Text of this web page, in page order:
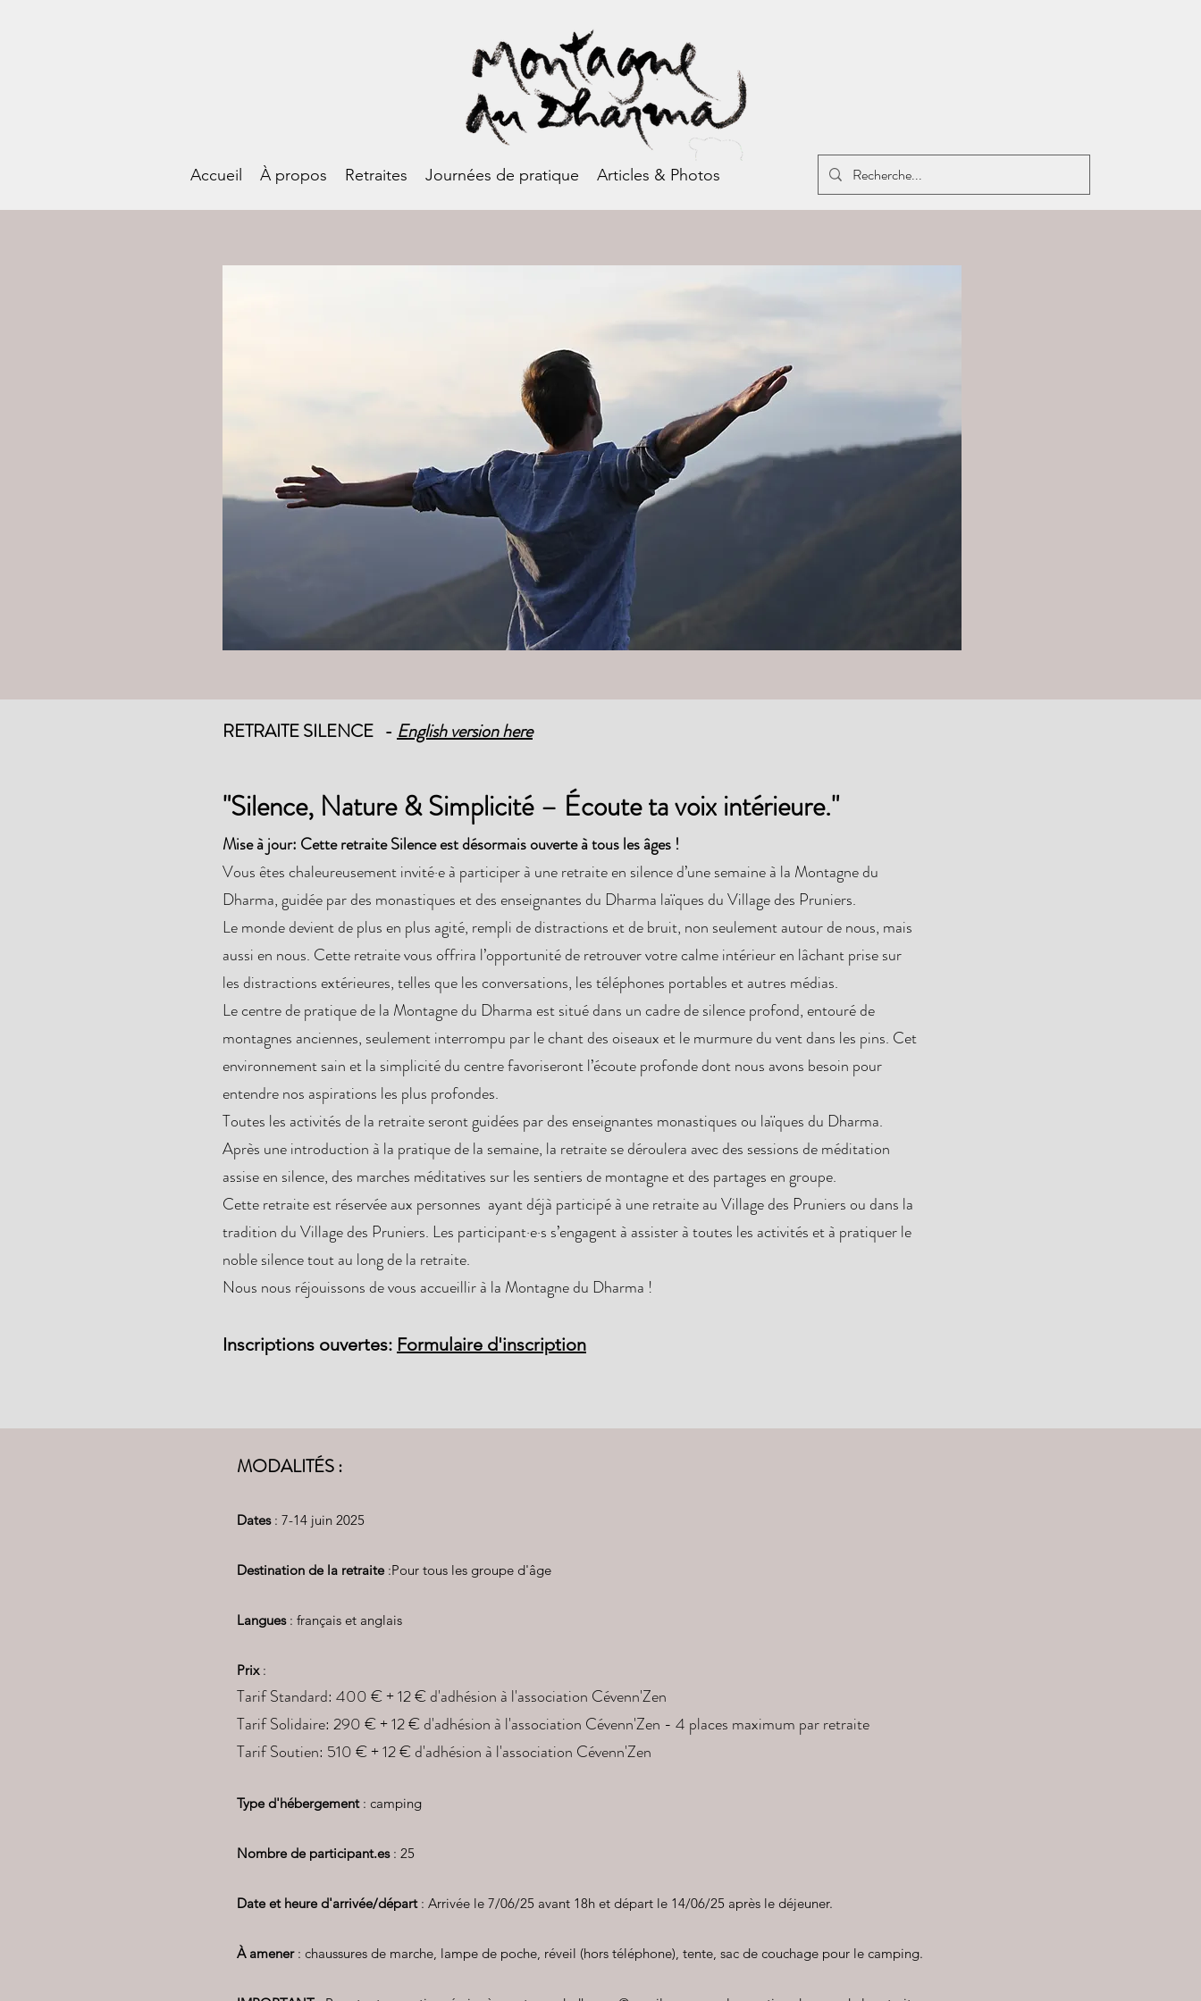
Accueil À propos Retraites Journées de pratique Articles & Photos
RETRAITE SILENCE - English version here
"Silence, Nature & Simplicité – Écoute ta voix intérieure."
Mise à jour: Cette retraite Silence est désormais ouverte à tous les âges !
Vous êtes chaleureusement invité·e à participer à une retraite en silence d’une semaine à la Montagne du
Dharma, guidée par des monastiques et des enseignantes du Dharma laïques du Village des Pruniers.
Le monde devient de plus en plus agité, rempli de distractions et de bruit, non seulement autour de nous, mais
aussi en nous. Cette retraite vous offrira l’opportunité de retrouver votre calme intérieur en lâchant prise sur
les distractions extérieures, telles que les conversations, les téléphones portables et autres médias.
Le centre de pratique de la Montagne du Dharma est situé dans un cadre de silence profond, entouré de
montagnes anciennes, seulement interrompu par le chant des oiseaux et le murmure du vent dans les pins. Cet
environnement sain et la simplicité du centre favoriseront l’écoute profonde dont nous avons besoin pour
entendre nos aspirations les plus profondes.
Toutes les activités de la retraite seront guidées par des enseignantes monastiques ou laïques du Dharma.
Après une introduction à la pratique de la semaine, la retraite se déroulera avec des sessions de méditation
assise en silence, des marches méditatives sur les sentiers de montagne et des partages en groupe.
Cette retraite est réservée aux personnes ayant déjà participé à une retraite au Village des Pruniers ou dans la
tradition du Village des Pruniers. Les participant·e·s s’engagent à assister à toutes les activités et à pratiquer le
noble silence tout au long de la retraite.
Nous nous réjouissons de vous accueillir à la Montagne du Dharma !
Inscriptions ouvertes: Formulaire d'inscription
MODALITÉS :
Dates : 7-14 juin 2025
Destination de la retraite:Pour tous les groupe d'âge
Langues: français et anglais
Prix:
Tarif Standard: 400 € + 12 € d'adhésion à l'association Cévenn'Zen
Tarif Solidaire: 290 € + 12 € d'adhésion à l'association Cévenn'Zen - 4 places maximum par retraite
Tarif Soutien: 510 € + 12 € d'adhésion à l'association Cévenn'Zen
Type d'hébergement: camping
Nombre de participant.es: 25
Date et heure d'arrivée/départ : Arrivée le 7/06/25 avant 18h et départ le 14/06/25 après le déjeuner.
À amener: chaussures de marche, lampe de poche, réveil (hors téléphone), tente, sac de couchage pour le camping.